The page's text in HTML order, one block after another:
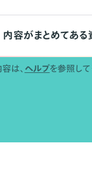
内容がまとめてある
は、 ヘルプを参照して